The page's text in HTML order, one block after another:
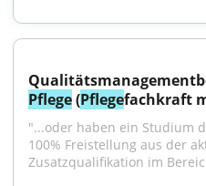
Pflege (Pflegefachkraft
"...oder haben ein Studium
100% Freistellung aus der
Zusatzqualifikation im